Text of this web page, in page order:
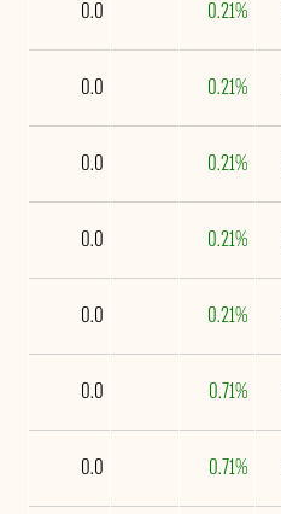
0.21%
0.0
0.21%
0.0
0.21%
0.0
0.21%
0.0
0.21%
0.0
0.71%
0.0
0.71%
0.0